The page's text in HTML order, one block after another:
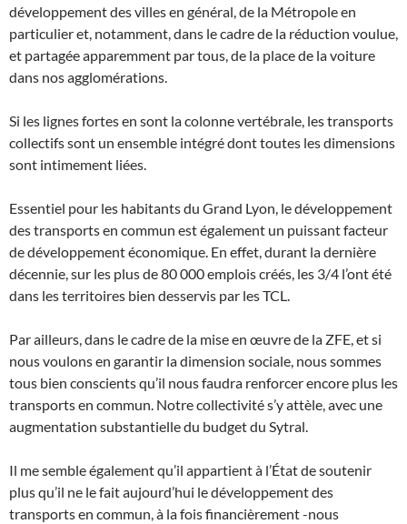
développement des villes en général, de la Métropole en
particulier et, notamment, dans le cadre de la réduction voulue,
et partagée apparemment par tous, de la place de la voiture
dans nos agglomérations.
Si les lignes fortes en sont la colonne vertébrale, les transports
collectifs sont un ensemble intégré dont toutes les dimensions
sont intimement liées.
Essentiel pour les habitants du Grand Lyon, le développement
des transports en commun est également un puissant facteur
de développement économique. En effet, durant la dernière
décennie, sur les plus de 80 000 emplois créés, les 3/4 l’ont été
dans les territoires bien desservis par les TCL.
Par ailleurs, dans le cadre de la mise en œuvre de la ZFE, et si
nous voulons en garantir la dimension sociale, nous sommes
tous bien conscients qu’il nous faudra renforcer encore plus les
transports en commun. Notre collectivité s’y attèle, avec une
augmentation substantielle du budget du Sytral.
Il me semble également qu’il appartient à l’État de soutenir
plus qu’il ne le fait aujourd’hui le développement des
transports en commun, à la fois financièrement -nous